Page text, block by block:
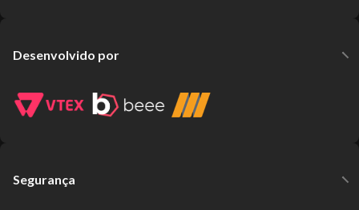
Desenvolvido por
Segurança